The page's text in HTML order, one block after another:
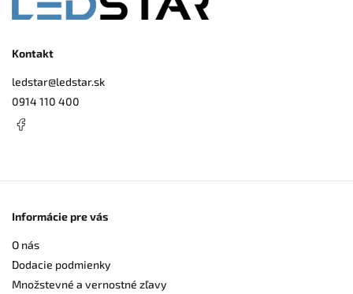
Kontakt
ledstar@ledstar.sk
0914 110 400
Informácie pre vás
O nás
Dodacie podmienky
Množstevné a vernostné zľavy